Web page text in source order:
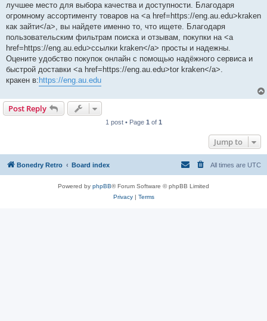
лучшее место для выбора качества и доступности. Благодаря
огромному ассортименту товаров на <a href=https://eng.au.edu>kraken
как зайти</a>, вы найдете именно то, что ищете. Благодаря
пользовательским фильтрам поиска и отзывам, покупки на <a
href=https://eng.au.edu>ссылки kraken</a> просты и надежны.
Оцените удобство покупок онлайн с помощью надёжного сервиса и
быстрой доставки <a href=https://eng.au.edu>tor kraken</a>.
кракен в: https://eng.au.edu
Post Reply
1 post • Page 1 of 1
Jump to
Bonedry Retro Board index All times are UTC
Powered by phpBB® Forum Software © phpBB Limited
Privacy| Terms